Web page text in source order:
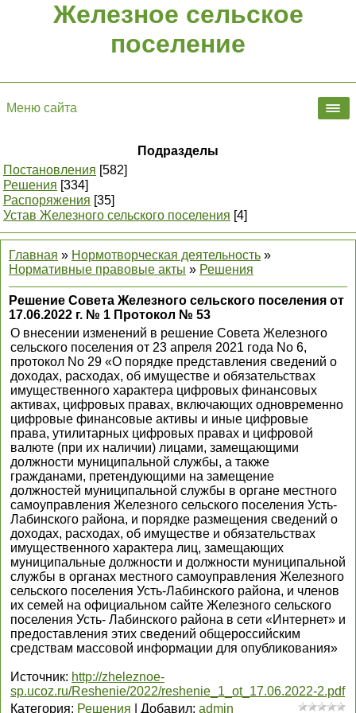
Железное сельское
поселение
Меню сайта
Подразделы
Постановления [582]
Решения [334]
Распоряжения [35]
Устав Железного сельского поселения [4]
Главная » Нормотворческая деятельность »
Нормативные правовые акты » Решения
Решение Совета Железного сельского поселения от
17.06.2022 г. № 1 Протокол № 53
О внесении изменений в решение Совета Железного
сельского поселения от 23 апреля 2021 года No 6,
протокол No 29 «О порядке представления сведений о
доходах, расходах, об имуществе и обязательствах
имущественного характера цифровых финансовых
активах, цифровых правах, включающих одновременно
цифровые финансовые активы и иные цифровые
права, утилитарных цифровых правах и цифровой
валюте (при их наличии) лицами, замещающими
должности муниципальной службы, а также
гражданами, претендующими на замещение
должностей муниципальной службы в органе местного
самоуправления Железного сельского поселения Усть-
Лабинского района, и порядке размещения сведений о
доходах, расходах, об имуществе и обязательствах
имущественного характера лиц, замещающих
муниципальные должности и должности муниципальной
службы в органах местного самоуправления Железного
сельского поселения Усть-Лабинского района, и членов
их семей на официальном сайте Железного сельского
поселения Усть- Лабинского района в сети «Интернет» и
предоставления этих сведений общероссийским
средствам массовой информации для опубликования»
Источник: http://zheleznoe-
sp.ucoz.ru/Reshenie/2022/reshenie_1_ot_17.06.2022-2.pdf
Категория: Решения Добавил: admin